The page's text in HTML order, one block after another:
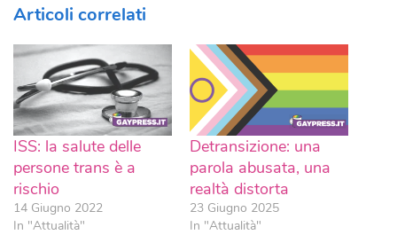
Articoli correlati
ISS: la salute delle
persone trans è a
rischio
14 Giugno 2022
In "Attualità"
Detransizione: una
parola abusata, una
realtà distorta
23 Giugno 2025
In "Attualità"